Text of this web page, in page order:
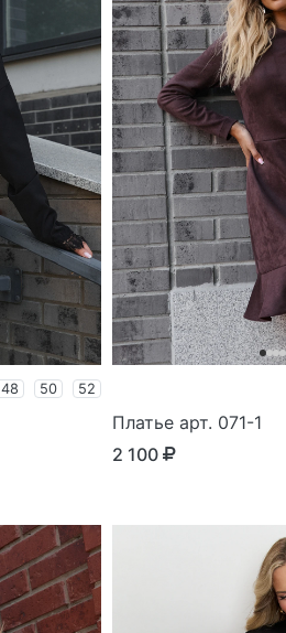
48 50 52
Платье арт. 071-1
2 100